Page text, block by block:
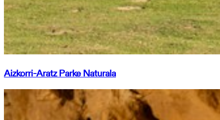
Aizkorri-Aratz Parke Naturala